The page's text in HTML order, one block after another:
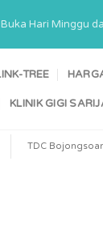
Hari Minggu
TREE
KLINIK GIGI
TDC